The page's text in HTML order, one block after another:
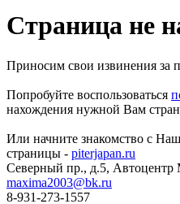
Страница не
Приносим свои извинения за
Попробуйте воспользоваться
нахождения нужной Вам
Или начните знакомство с
страницы - piterjapan.ru
Северный пр., д.5,
maxima2003@bk.ru
8-931-273-1557